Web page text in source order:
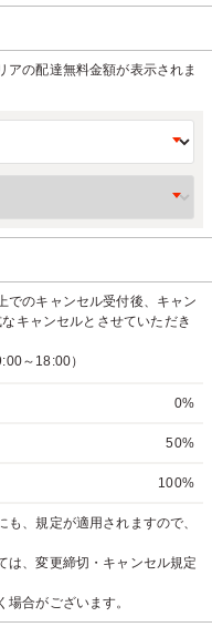
アの配達無料金額が表示されま
でのキャンセル受付後、キャン
キャンセルとさせていただき
～18:00）
0%
50%
100%
、規定が適用されますので、
、変更締切・キャンセル規定
合がございます。